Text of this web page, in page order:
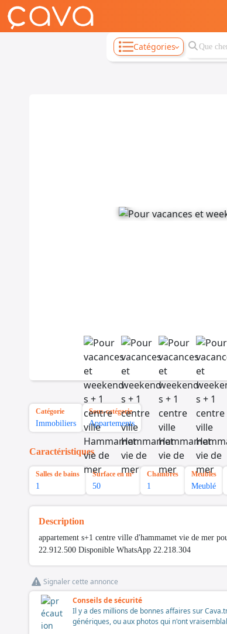
Catégories
Catégorie
Immobiliers
Sous-catégorie
Appartements
Caractéristiques
Salles de bains
1
Surface en m²
50
Chambres
1
Meubles
Meublé
Description
appartement s+1 centre ville d'hammamet vie de mer
22.912.500 Disponible WhatsApp 22.218.304
Signaler cette annonce
Conseils de sécurité
Il y a des millions de bonnes affaires sur
génériques, ou aux photos qui n'ont